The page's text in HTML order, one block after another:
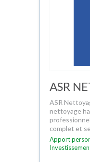
ASR
ASR
nettoyage
complet et
Apport